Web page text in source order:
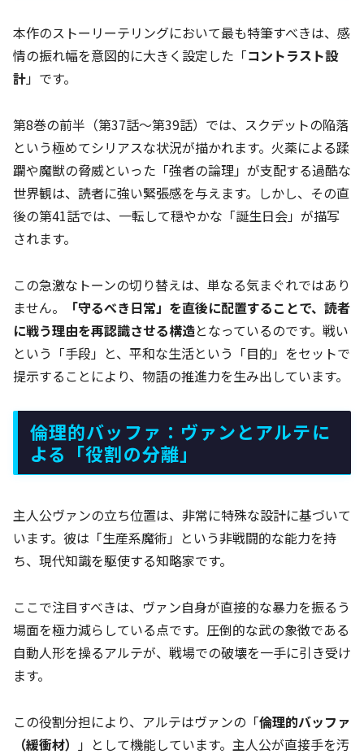
本作のストーリーテリングにおいて最も特筆すべきは、感
情の振れ幅を意図的に大きく設定した「コントラスト設
計」です。
第8巻の前半（第37話～第39話）では、スクデットの陥落
という極めてシリアスな状況が描かれます。火薬による蹂
躙や魔獣の脅威といった「強者の論理」が支配する過酷な
世界観は、読者に強い緊張感を与えます。しかし、その直
後の第41話では、一転して穏やかな「誕生日会」が描写
されます。
この急激なトーンの切り替えは、単なる気まぐれではあり
ません。
「守るべき日常」を直後に配置することで、読者
に戦う理由を再認識させる構造となっているのです。戦い
という「手段」と、平和な生活という「目的」をセットで
提示することにより、物語の推進力を生み出しています。
倫理的バッファ：ヴァンとアルテに
よる「役割の分離」
主人公ヴァンの立ち位置は、非常に特殊な設計に基づいて
います。彼は「生産系魔術」という非戦闘的な能力を持
ち、現代知識を駆使する知略家です。
ここで注目すべきは、ヴァン自身が直接的な暴力を振るう
場面を極力減らしている点です。圧倒的な武の象徴である
自動人形を操るアルテが、戦場での破壊を一手に引き受け
ます。
この役割分担により、アルテはヴァンの「倫理的バッファ
（緩衝材）
」として機能しています。主人公が直接手を汚